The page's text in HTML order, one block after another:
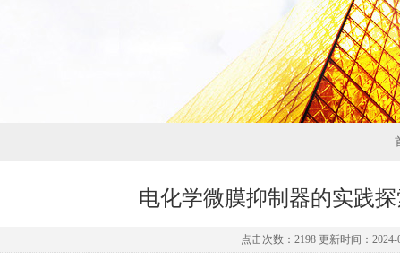
电化学微膜抑制器的实践
点击次数：2198 更新时间：2024-